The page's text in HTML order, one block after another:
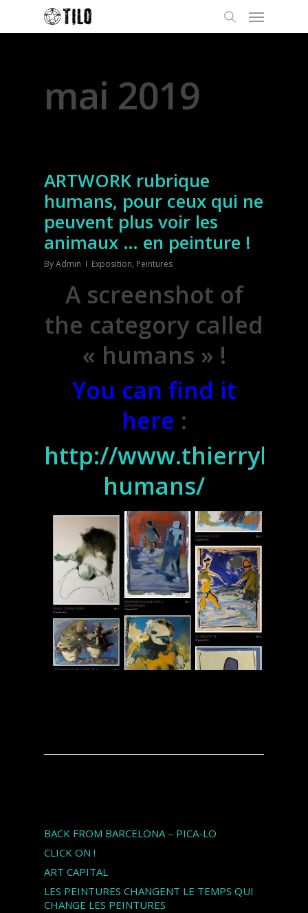
mai 2019
ARTWORK rubrique
humans, pour ceux qui ne
peuvent plus voir les
animaux … en peinture !
ByAdmin Exposition, Peintures
A screenshot of
the category called
« humans » !
You can find it
here :
http://
humans/
BACK FROM BARCELONA – PICA-LO
CLICK ON !
ART CAPITAL
LES PEINTURES CHANGENT LE TEMPS QUI
CHANGE LES PEINTURES